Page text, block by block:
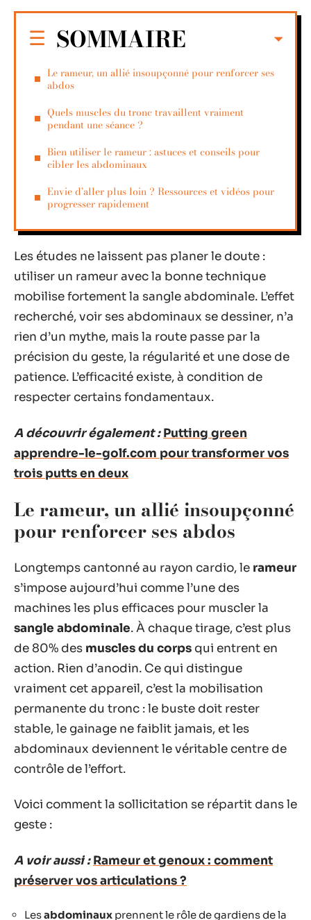
SOMMAIRE
Le rameur, un allié insoupçonné pour renforcer ses
abdos
Quels muscles du tronc travaillent vraiment
pendant une séance ?
Bien utiliser le rameur : astuces et conseils pour
cibler les abdominaux
Envie d’aller plus loin ? Ressources et vidéos pour
progresser rapidement
Les études ne laissent pas planer le doute :
utiliser un rameur avec la bonne technique
mobilise fortement la sangle abdominale. L’effet
recherché, voir ses abdominaux se dessiner, n’a
rien d’un mythe, mais la route passe par la
précision du geste, la régularité et une dose de
patience. L’efficacité existe, à condition de
respecter certains fondamentaux.
A découvrir également : Putting green
apprendre-le-golf.com pour transformer vos
trois putts en deux
Le rameur, un allié insoupçonné
pour renforcer ses abdos
Longtemps cantonné au rayon cardio, le rameur
s’impose aujourd’hui comme l’une des
machines les plus efficaces pour muscler la
sangle abdominale. À chaque tirage, c’est plus
de 80% des muscles du corps qui entrent en
action. Rien d’anodin. Ce qui distingue
vraiment cet appareil, c’est la mobilisation
permanente du tronc : le buste doit rester
stable, le gainage ne faiblit jamais, et les
abdominaux deviennent le véritable centre de
contrôle de l’effort.
Voici comment la sollicitation se répartit dans le
geste :
A voir aussi : Rameur et genoux : comment
préserver vos articulations ?
Lesabdominaux prennent le rôle de gardiens de la